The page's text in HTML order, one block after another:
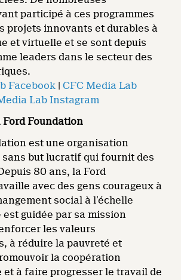
participé à ces programmes
projets innovants et durables à
et virtuelle et se sont depuis
leaders dans le secteur des
Facebook |CFC Media Lab
Lab Instagram
Ford Foundation
est une organisation
but lucratif qui fournit des
80 ans, la Ford
avec des gens courageux à
social à l’échelle
guidée par sa mission
les valeurs
à réduire la pauvreté et
la coopération
à faire progresser le travail de